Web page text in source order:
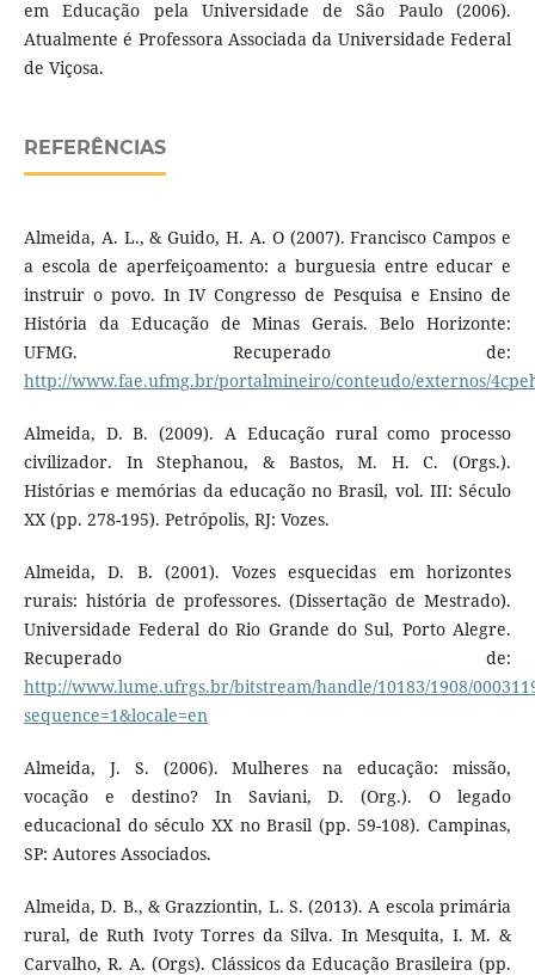
em Educação pela Universidade de São Paulo (2006).
Atualmente é Professora Associada da Universidade Federal
de Viçosa.
REFERÊNCIAS
Almeida, A. L., & Guido, H. A. O (2007). Francisco Campos e
a escola de aperfeiçoamento: a burguesia entre educar e
instruir o povo. In IV Congresso de Pesquisa e Ensino de
História da Educação de Minas Gerais. Belo Horizonte:
UFMG. Recuperado de:
http://www.fae.ufmg.br/portalmineiro/conteudo/externos/
Almeida, D. B. (2009). A Educação rural como processo
civilizador. In Stephanou, & Bastos, M. H. C. (Orgs.).
Histórias e memórias da educação no Brasil, vol. III: Século
XX (pp. 278-195). Petrópolis, RJ: Vozes.
Almeida, D. B. (2001). Vozes esquecidas em horizontes
rurais: história de professores. (Dissertação de Mestrado).
Universidade Federal do Rio Grande do Sul, Porto Alegre.
Recuperado de:
http://www.lume.ufrgs.br/bitstream/handle/10183/1908/
sequence=1&locale=en
Almeida, J. S. (2006). Mulheres na educação: missão,
vocação e destino? In Saviani, D. (Org.). O legado
educacional do século XX no Brasil (pp. 59-108). Campinas,
SP: Autores Associados.
Almeida, D. B., & Grazziontin, L. S. (2013). A escola primária
rural, de Ruth Ivoty Torres da Silva. In Mesquita, I. M. &
Carvalho, R. A. (Orgs). Clássicos da Educação Brasileira (pp.